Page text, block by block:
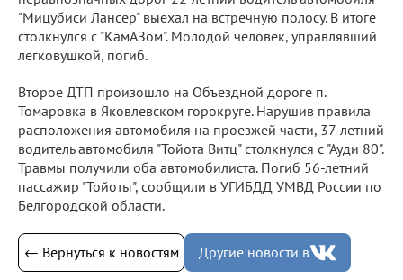
"Мицубиси Лансер" выехал на встречную полосу. В итоге
столкнулся с "КамАЗом". Молодой человек, управлявший
легковушкой, погиб.
Второе ДТП произошло на Объездной дороге п.
Томаровка в Яковлевском горокруге. Нарушив правила
расположения автомобиля на проезжей части, 37-летний
водитель автомобиля "Тойота Витц" столкнулся с "Ауди 80".
Травмы получили оба автомобилиста. Погиб 56-летний
пассажир "Тойоты", сообщили в УГИБДД УМВД России по
Белгородской области.
← Вернуться к новостям Другие новости в